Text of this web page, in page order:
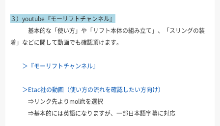
３）youtube『モーリフトチャンネル』
基本的な「使い方」や「リフト本体の組み立て」、「スリングの装
着」などに関して動画でも確認頂けます。
＞『モーリフトチャンネル』
＞Etac社の動画（使い方の流れを確認したい方向け）
⇒リンク先よりmoliftを選択
⇒基本的には英語になりますが、一部日本語字幕に対応